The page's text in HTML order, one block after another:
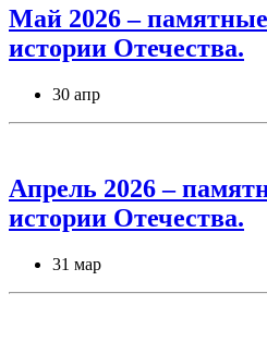
Май 2026 –
истории Отечества.
30 апр
Апрель 2026 –
истории Отечества.
31 мар